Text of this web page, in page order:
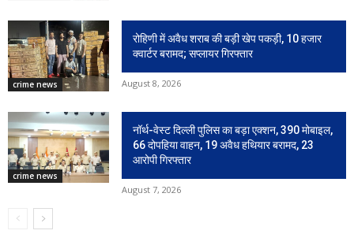
crime news
रोहिणी में अवैध शराब की बड़ी खेप पकड़ी, 10 हजार
क्वार्टर बरामद; सप्लायर गिरफ्तार
August 8, 2026
crime news
नॉर्थ-वेस्ट दिल्ली पुलिस का बड़ा एक्शन, 390 मोबाइल,
66 दोपहिया वाहन, 19 अवैध हथियार बरामद, 23
आरोपी गिरफ्तार
August 7, 2026